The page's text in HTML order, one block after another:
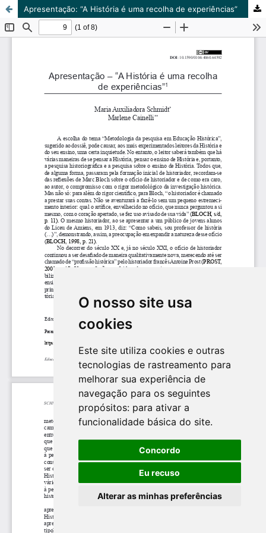
O nosso site usa
cookies
Este site utiliza cookies e outras
tecnologias de rastreamento para
melhorar sua experiência de
navegação para os seguintes
propósitos: para ativar a
funcionalidade básica do site.
Concordo
Eu recuso
Alterar as minhas preferências
Apresentação: “A História é uma recolha de experiências”